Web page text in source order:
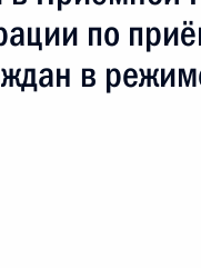
поручений,
приёмной
по
в